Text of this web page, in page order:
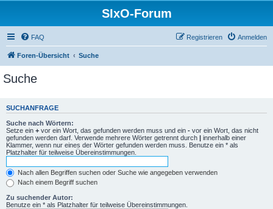
SIxO-Forum
FAQ Anmelden
Registrieren
Foren-Übersicht Suche
Suche
SUCHANFRAGE
Suche nach Wörtern:
Setze ein + vor ein Wort, das gefunden werden muss und ein - vor ein Wort, das nicht
gefunden werden darf. Verwende mehrere Wörter getrennt durch | innerhalb einer
Klammer, wenn nur eines der Wörter gefunden werden muss. Benutze ein * als
Platzhalter für teilweise Übereinstimmungen.
Nach allen Begriffen suchen oder Suche wie angegeben verwenden
Nach einem Begriff suchen
Zu suchender Autor:
Benutze ein * als Platzhalter für teilweise Übereinstimmungen.